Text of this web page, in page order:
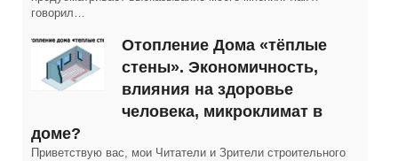
говорил…
Отопление Дома «тёплые
стены». Экономичность,
влияния на здоровье
человека, микроклимат в
доме?
Приветствую вас, мои Читатели и Зрители строительного